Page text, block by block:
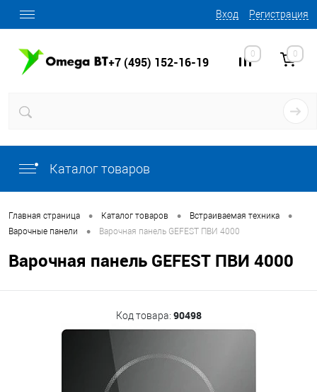
Вход Регистрация
+7 (495) 152-16-19
0 0
Каталог товаров
Главная страница • Каталог товаров • Встраиваемая техника •
Варочные панели • Варочная панель GEFEST ПВИ 4000
Варочная панель GEFEST ПВИ 4000
Код товара: 90498